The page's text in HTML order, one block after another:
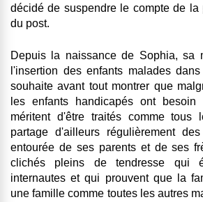
décidé de suspendre le compte de la
du post.
Depuis la naissance de Sophia, sa
l'insertion des enfants malades
souhaite avant tout montrer que
les enfants handicapés ont
méritent d'être traités comme tous
partage d'ailleurs régulièrement
entourée de ses parents et de ses
clichés pleins de tendresse qui
internautes et qui prouvent que la
une famille comme toutes les autres